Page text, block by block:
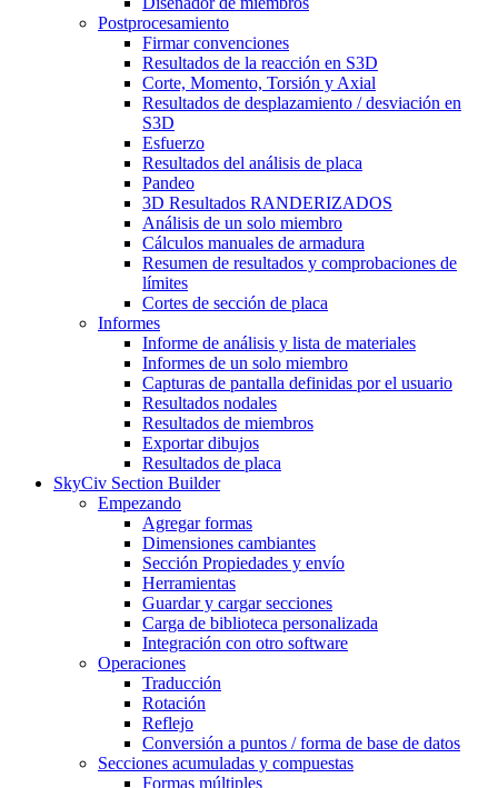
Postprocesamiento
Firmar convenciones
Resultados de la reacción en S3D
Corte, Momento, Torsión y Axial
Resultados de desplazamiento / desviación en
S3D
Esfuerzo
Resultados del análisis de placa
Pandeo
3D Resultados RANDERIZADOS
Análisis de un solo miembro
Cálculos manuales de armadura
Resumen de resultados y comprobaciones de
límites
Cortes de sección de placa
Informes
Informe de análisis y lista de materiales
Informes de un solo miembro
Capturas de pantalla definidas por el usuario
Resultados nodales
Resultados de miembros
Exportar dibujos
Resultados de placa
SkyCiv Section Builder
Empezando
Agregar formas
Dimensiones cambiantes
Sección Propiedades y envío
Herramientas
Guardar y cargar secciones
Carga de biblioteca personalizada
Integración con otro software
Operaciones
Traducción
Rotación
Reflejo
Conversión a puntos / forma de base de datos
Secciones acumuladas y compuestas
Formas múltiples